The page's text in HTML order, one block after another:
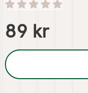
Handle dette
pris
89 kr